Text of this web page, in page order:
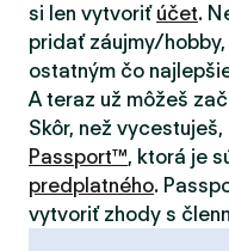
si len vytvoriť účet.
pridať záujmy/
ostatným čo
A teraz už môžeš
Skôr, než
Passport™, ktorá je
predplatného.
vytvoriť zhody s